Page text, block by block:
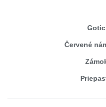
Červené